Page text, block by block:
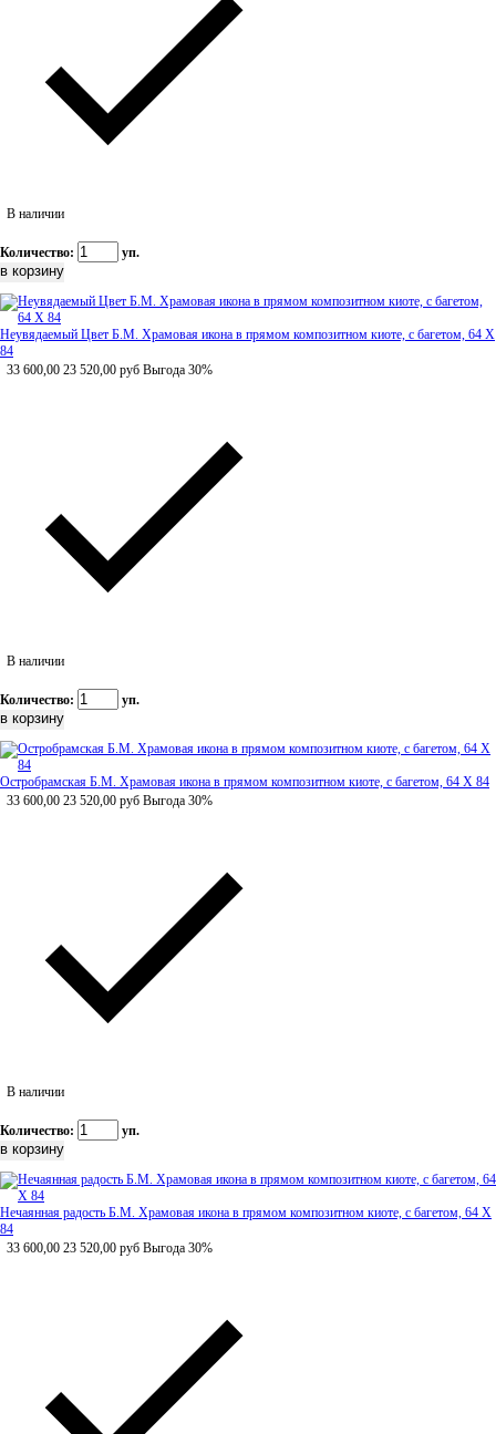
В наличии
Количество: уп.
Неувядаемый Цвет Б.М. Храмовая икона в прямом композитном киоте, с багетом, 64 Х
84
33 600,00 23 520,00 руб Выгода 30%
В наличии
Количество: уп.
Остробрамская Б.М. Храмовая икона в прямом композитном киоте, с багетом, 64 Х 84
33 600,00 23 520,00 руб Выгода 30%
В наличии
Количество: уп.
Нечаянная радость Б.М. Храмовая икона в прямом композитном киоте, с багетом, 64 Х
84
33 600,00 23 520,00 руб Выгода 30%